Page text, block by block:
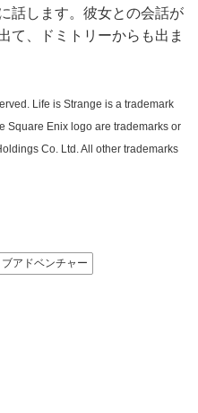
話します。彼女との会話が
て、ドミトリーからも出ま
Life is Strange is a trademark
Square Enix logo are trademarks or
Co. Ltd. All other trademarks
アドベンチャー